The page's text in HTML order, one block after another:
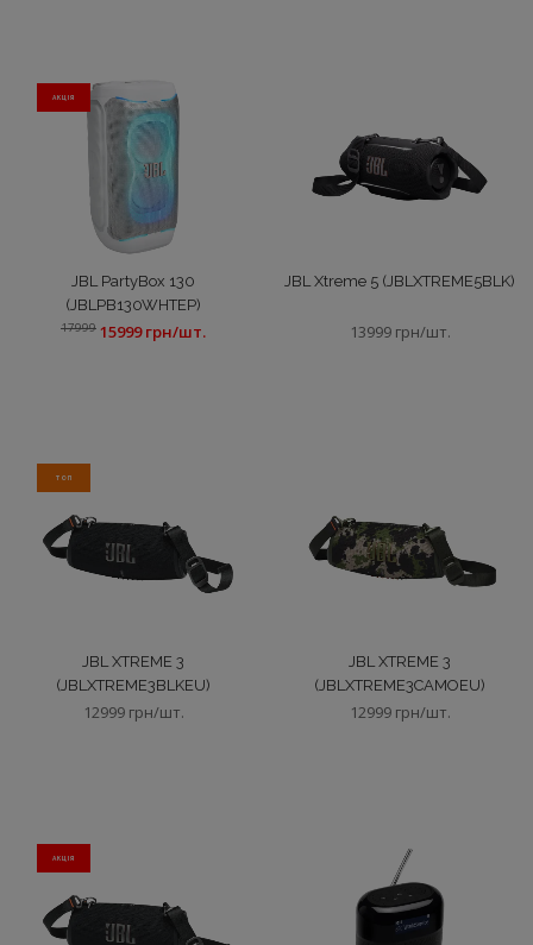
АКЦIЯ
JBL PartyBox 130
(JBLPB130WHTEP)
17999 15999 грн/шт.
JBL Xtreme 5 (JBLXTREME5BLK)
13999 грн/шт.
ТОП
JBL XTREME 3
(JBLXTREME3BLKEU)
12999 грн/шт.
JBL XTREME 3
(JBLXTREME3CAMOEU)
12999 грн/шт.
АКЦIЯ